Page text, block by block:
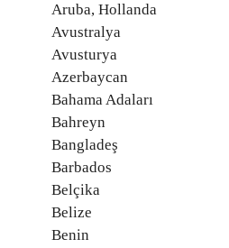
Aruba, Hollanda
Avustralya
Avusturya
Azerbaycan
Bahama Adaları
Bahreyn
Bangladeş
Barbados
Belçika
Belize
Benin